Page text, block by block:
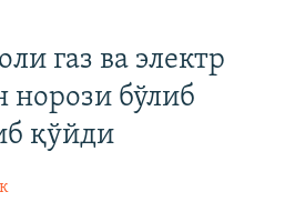
газ ва электр
норози бўлиб
қўйди